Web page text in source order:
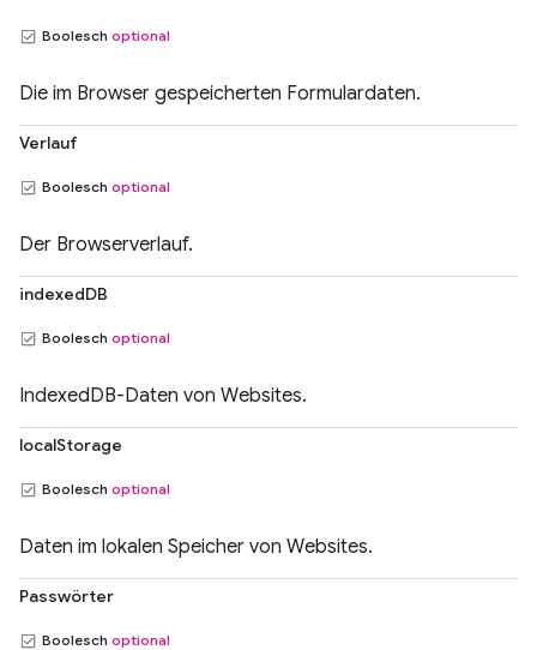
Boolesch optional
Die im Browser gespeicherten Formulardaten.
Verlauf
Boolesch optional
Der Browserverlauf.
indexedDB
Boolesch optional
IndexedDB-Daten von Websites.
localStorage
Boolesch optional
Daten im lokalen Speicher von Websites.
Passwörter
Boolesch optional